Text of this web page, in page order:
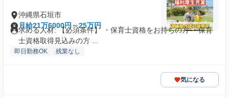
沖縄県石垣市
月給21万6000円～25万円
求める人材: 【必須条件】 ・保育士資格をお持ちの方 ・保育
士資格取得見込みの方 ...
即日勤務OK 残業なし
気になる